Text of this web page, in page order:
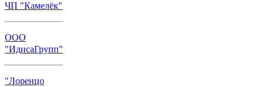
ЧП "Камелёк"
ООО
"ИдисаГрупп"
"Лоренцо